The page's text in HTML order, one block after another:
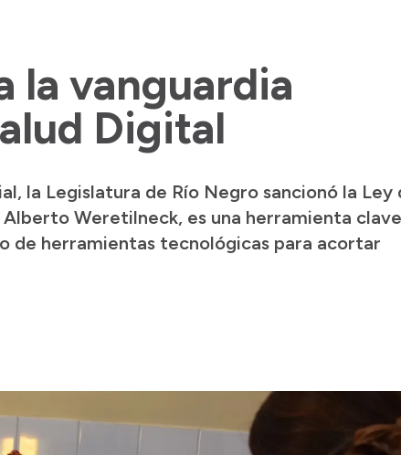
la vanguardia
Digital
la Legislatura de Río Negro sancionó la Ley
Weretilneck, es una herramienta clave
de herramientas tecnológicas para acortar